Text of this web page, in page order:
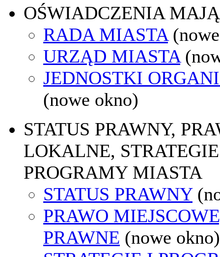
OŚWIADCZENIA
RADA MIASTA
URZĄD MIASTA
JEDNOSTKI
(nowe okno)
STATUS PRAWNY,
LOKALNE,
PROGRAMY MIASTA
STATUS PRAWNY
PRAWO
PRAWNE (nowe okno)